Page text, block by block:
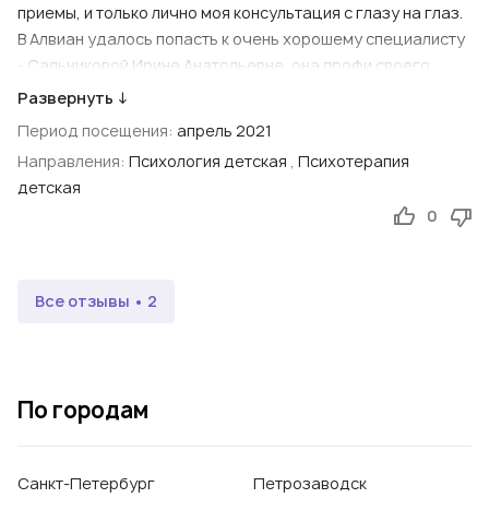
приемы, и только лично моя консультация с глазу на глаз.
В Алвиан удалось попасть к очень хорошему специалисту
- Сальниковой Ирине Анатольевне, она профи своего
дела, внимательная, добрая, чуткая. Сейчас у нас
лично, во всем есть свои плюсы. Но самое главное - что
есть сдвиги, хотя нам всем сейчас очень непросто.
Развернуть ↓
Период посещения: апрель 2021
Направления: Психология детская , Психотерапия
детская
0
Все отзывы • 2
По городам
Санкт-Петербург
Петрозаводск